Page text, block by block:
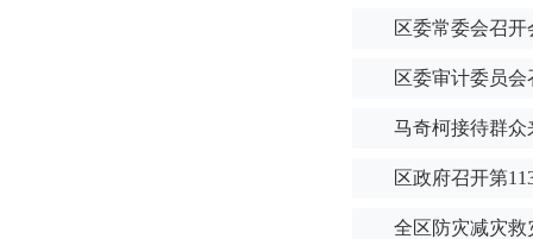
区委常委会召开
区委审计委员
马奇柯接待群众
区政府召开第
全区防灾减灾